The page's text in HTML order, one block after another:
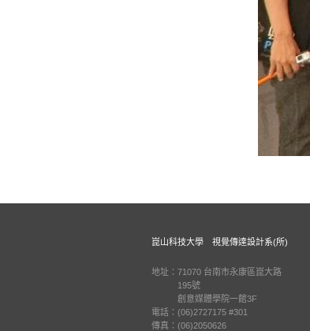
崑山科技大學 視覺傳達設計系(所)
地址：71070 台南市永康區崑大路
195號
創意媒體學院一館3F
電話：(06)2727175 #301
傳真：(06)2050626